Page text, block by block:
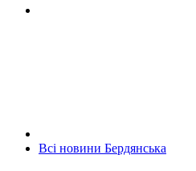
Всі новини Бердянська